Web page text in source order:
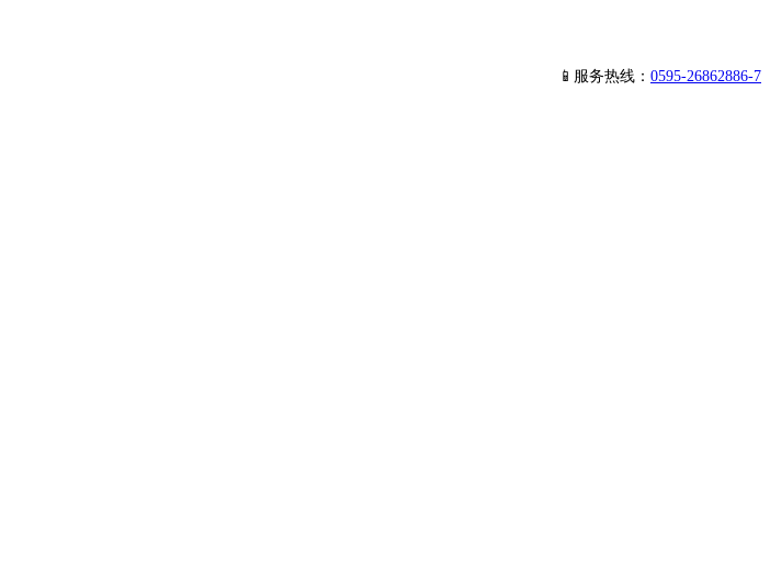
📱服务热线： 0595-26862886-7